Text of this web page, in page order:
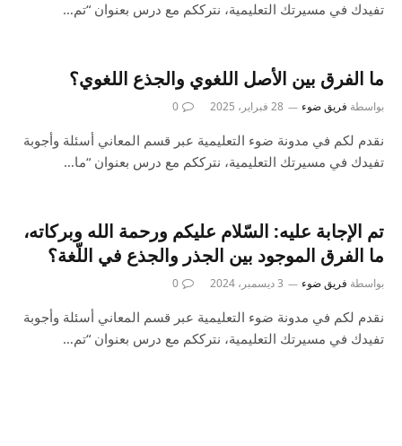
تفيدك في مسيرتك التعليمية، نترككم مع درس بعنوان “تم…
ما الفرق بين الأصل اللغوي والجذع اللغوي؟
بواسطة فريق ضوء 28 فبراير، 2025 0
نقدم لكم في مدونة ضوء التعليمية عبر قسم المعاني أسئلة وأجوبة
تفيدك في مسيرتك التعليمية، نترككم مع درس بعنوان “ما…
تم الإجابة عليه: السّلام عليكم ورحمة الله وبركاته،
ما الفرق الموجود بين الجذر والجذع في اللّغة؟
بواسطة فريق ضوء 3 ديسمبر، 2024 0
نقدم لكم في مدونة ضوء التعليمية عبر قسم المعاني أسئلة وأجوبة
تفيدك في مسيرتك التعليمية، نترككم مع درس بعنوان “تم…